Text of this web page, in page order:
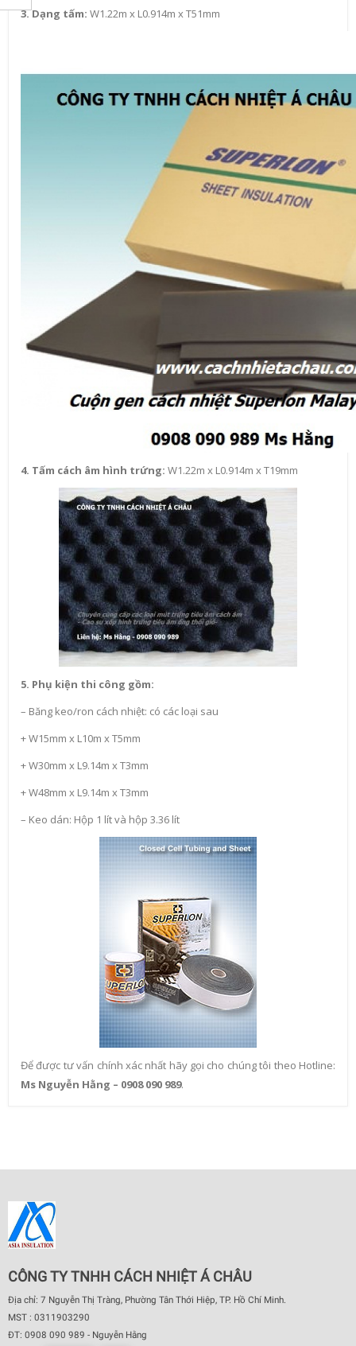
3. Dạng tấm: W1.22m x L0.914m x T51mm
4. Tấm cách âm hình trứng: W1.22m x L0.914m x T19mm
5. Phụ kiện thi công gồm:
– Băng keo/ron cách nhiệt: có các loại sau
+ W15mm x L10m x T5mm
+ W30mm x L9.14m x T3mm
+ W48mm x L9.14m x T3mm
– Keo dán: Hộp 1 lít và hộp 3.36 lít
Để được tư vấn chính xác nhất hãy gọi cho chúng tôi theo Hotline:
Ms Nguyễn Hằng – 0908 090 989.
CÔNG TY TNHH CÁCH NHIỆT Á CHÂU
Địa chỉ: 7 Nguyễn Thị Tràng, Phường Tân Thới Hiệp, TP. Hồ Chí Minh.
MST : 0311903290
ĐT: 0908 090 989 - Nguyễn Hằng